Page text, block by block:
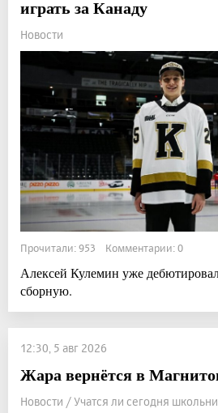
играть за Канаду
Новости
Прочитали: 953 Комментарии: 0
Алексей Кулемин уже
сборную.
12:30, 5 авг 2026
Жара вернётся в
Новости / Учатся ли сегодня